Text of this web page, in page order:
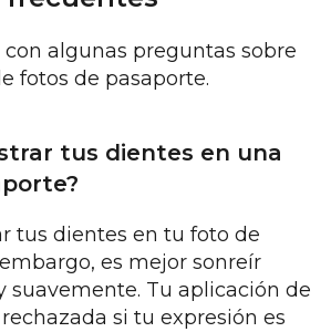
algunas preguntas sobre
fotos de pasaporte.
tus dientes en una
tus dientes en tu foto de
es mejor sonreír
suavemente. Tu aplicación de
si tu expresión es